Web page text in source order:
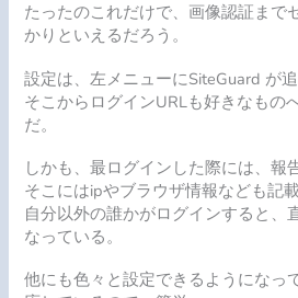
たったのこれだけで、画像認証まで
かりといえるだろう。
設定は、左メニューにSiteGuard が
そこからログインURLも好きなもの
だ。
しかも、最ログインした際には、報
そこにはipやブラウザ情報なども記
自分以外の誰かがログインすると、
なっている。
他にも色々と設定できるようになっ